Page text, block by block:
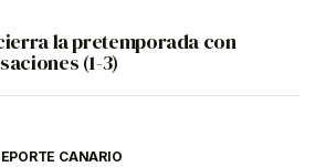
la pretemporada con
(1-3)
CANARIO